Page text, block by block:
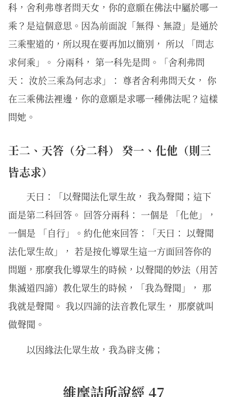
科，舍利弗尊者問天女，你的意願在佛法中屬於哪一
乘？是這個意思。因為前面說「無得、無證」是通於
三乘聖道的，所以現在要再加以簡別， 所以 「問志
求何乘」。 分兩科， 第一科先是問。「舍利弗問
天： 汝於三乘為何志求」： 尊者舍利弗問天女， 你
在三乘佛法裡邊，你的意願是求哪一種佛法呢？這樣
問她。
壬二、天答（分二科） 癸一、化他（則三
皆志求）
天曰：「以聲聞法化眾生故， 我為聲聞；這下
面是第二科回答。 回答分兩科： 一個是 「化他」，
一個是 「自行」。約化他來回答：「天曰： 以聲聞
法化眾生故」， 若是按化導眾生這一方面回答你的
問題，那麼我化導眾生的時候，以聲聞的妙法（用苦
集滅道四諦）教化眾生的時候，「我為聲聞」， 那
我就是聲聞。 我以四諦的法音教化眾生， 那麼就叫
做聲聞。
以因緣法化眾生故，我為辟支佛；
維摩詰所說經 47